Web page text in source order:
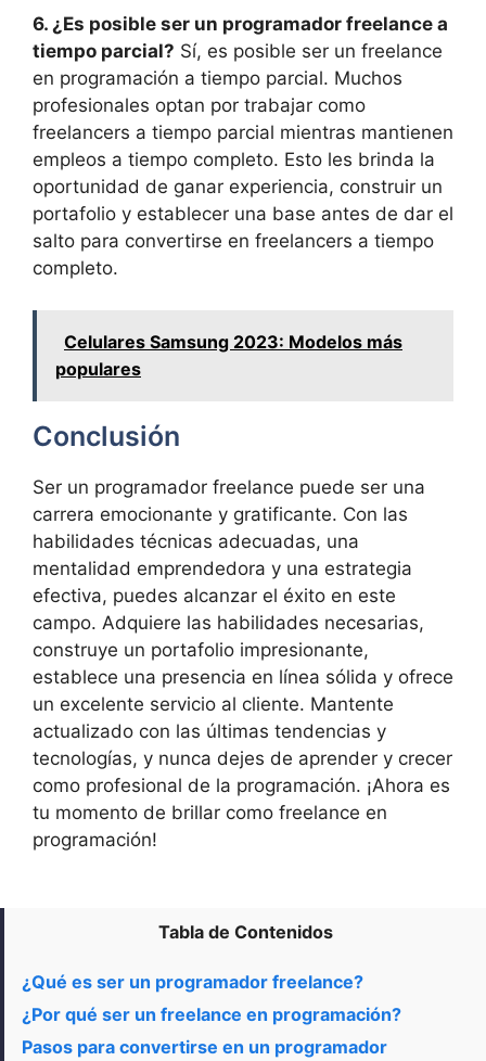
6. ¿Es posible ser un programador freelance a
tiempo parcial? Sí, es posible ser un freelance
en programación a tiempo parcial. Muchos
profesionales optan por trabajar como
freelancers a tiempo parcial mientras mantienen
empleos a tiempo completo. Esto les brinda la
oportunidad de ganar experiencia, construir un
portafolio y establecer una base antes de dar el
salto para convertirse en freelancers a tiempo
completo.
Celulares Samsung 2023: Modelos más
populares
Conclusión
Ser un programador freelance puede ser una
carrera emocionante y gratificante. Con las
habilidades técnicas adecuadas, una
mentalidad emprendedora y una estrategia
efectiva, puedes alcanzar el éxito en este
campo. Adquiere las habilidades necesarias,
construye un portafolio impresionante,
establece una presencia en línea sólida y ofrece
un excelente servicio al cliente. Mantente
actualizado con las últimas tendencias y
tecnologías, y nunca dejes de aprender y crecer
como profesional de la programación. ¡Ahora es
tu momento de brillar como freelance en
programación!
Tabla de Contenidos
¿Qué es ser un programador freelance?
¿Por qué ser un freelance en programación?
Pasos para convertirse en un programador